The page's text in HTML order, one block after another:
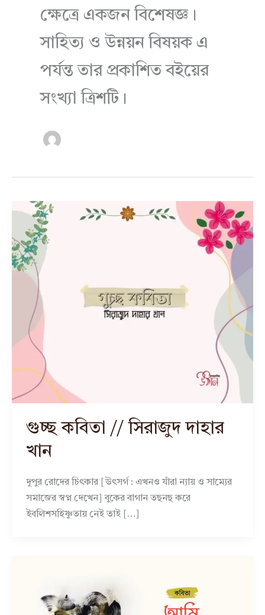
ক্ষেত্রে একজন বিশেষজ্ঞ।
সাহিত্য ও উন্নয়ন বিষয়ক এ
পর্যন্ত তার প্রকাশিত বইয়ের
সংখ্যা ত্রিশটি।
গুচ্ছ কবিতা // সিরাজুদ দাহার
খান
দুপুর রোদের চিৎকার [উৎসর্গ : এখনও যাঁরা ন্যায় ও সাম্যের
সমাজের স্বপ্ন দেখেন] বুকের বাগান তছনছ করে
ইবলিশসহিষ্ণুতায় নেই তাই […]